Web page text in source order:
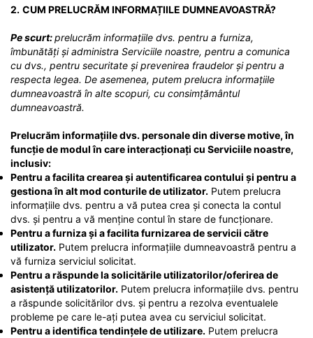
2. CUM PRELUCRĂM INFORMAȚIILE DUMNEAVOASTRĂ?
Pe scurt:prelucrăm informațiile dvs. pentru a furniza,
îmbunătăți și administra Serviciile noastre, pentru a comunica
cu dvs., pentru securitate și prevenirea fraudelor și pentru a
respecta legea. De asemenea, putem prelucra informațiile
dumneavoastră în alte scopuri, cu consimțământul
dumneavoastră.
Prelucrăm informațiile dvs. personale din diverse motive, în
funcție de modul în care interacționați cu Serviciile noastre,
inclusiv:
Pentru a facilita crearea și autentificarea contului și pentru a
gestiona în alt mod conturile de utilizator. Putem prelucra
informațiile dvs. pentru a vă putea crea și conecta la contul
dvs. și pentru a vă menține contul în stare de funcționare.
Pentru a furniza și a facilita furnizarea de servicii către
utilizator. Putem prelucra informațiile dumneavoastră pentru a
vă furniza serviciul solicitat.
Pentru a răspunde la solicitările utilizatorilor/oferirea de
asistență utilizatorilor. Putem prelucra informațiile dvs. pentru
a răspunde solicitărilor dvs. și pentru a rezolva eventualele
probleme pe care le-ați putea avea cu serviciul solicitat.
Pentru a identifica tendințele de utilizare. Putem prelucra